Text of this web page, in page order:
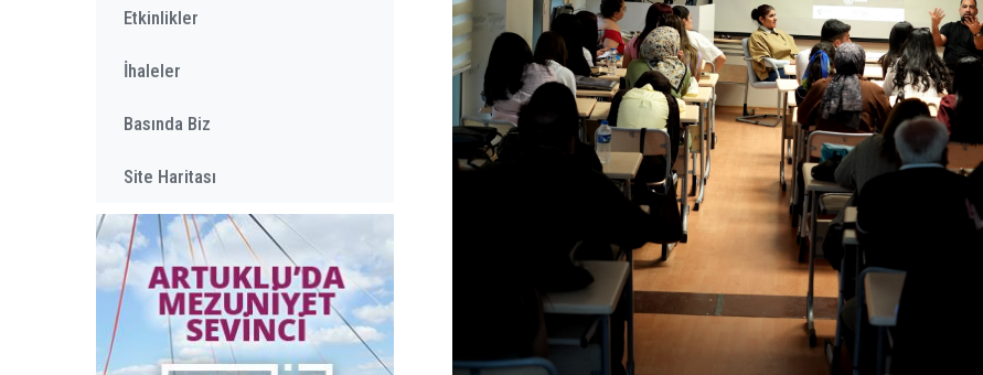
Etkinlikler
İhaleler
Basında Biz
Site Haritası